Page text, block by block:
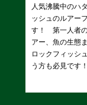
人気沸騰中のハ
ッシュのルアー
す！ 第一人者
アー、魚の生態
ロックフィッシ
う方も必見です